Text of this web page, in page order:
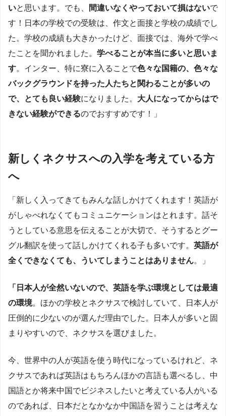
いと思います。でも、 間違いなくやっておいて損はないで
す！日本の学校での受験は、作文と面接と学校の成績でし
た。学校の成績も大きかったけど、面接では、海外で学べ
たことを聞かれました。 学べることが本当に多いと思いま
す。インター、特に寮に入ることで色々な国籍の、色々な
バックグラウンドを持った人たちと関わることが多いの
で、とても良い経験になりました。 大人になってからはで
きない経験ができるのでおすすめです！」
新しくネクサスへの入学を考えている方
へ
「新しく入ってきてもみんな話しかけてくれます！英語が
がしゃべれなくてもコミュニケーションはとれます。話そ
うとしている意思を伝えることが大切で、そうするとグー
グル翻訳を使って話しかけてくれる子も多いです。 英語が
全くできなくても、ういてしまうことはありません。」
「日本人が全然いないので、英語を学ぶ環境としては最適
の環境。ほかの学校とネクサスで検討していて、日本人が
圧倒的に少ないのが選んだ理由でした。日本人が多いと固
まりやすいので、ネクサスを選びました。
今、世界中の人が英語を使う時代になっているけれど、ネ
クサスであれば英語はもちろんほかの言語も選べるし、中
国語とか将来中国でビジネスしたいと考えている人がいる
のであれば、日本だとなかなか中国語を習うことは考えな